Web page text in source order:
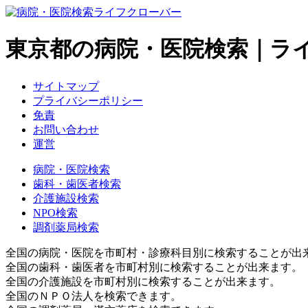
東京都の病院・医院検索｜ラ
サイトマップ
プライバシーポリシー
免責
お問い合わせ
運営
病院・医院検索
歯科・歯医者検索
介護施設検索
NPO検索
調剤薬局検索
全国の病院・医院を市町村・診療科目別に検索することが出
全国の歯科・歯医者を市町村別に検索することが出来ます。
全国の介護施設を市町村別に検索することが出来ます。
全国のＮＰＯ法人を検索できます。